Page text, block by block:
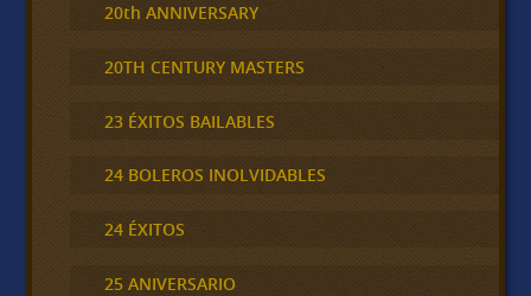
20th ANNIVERSARY
20TH CENTURY MASTERS
23 ÉXITOS BAILABLES
24 BOLEROS INOLVIDABLES
24 ÉXITOS
25 ANIVERSARIO